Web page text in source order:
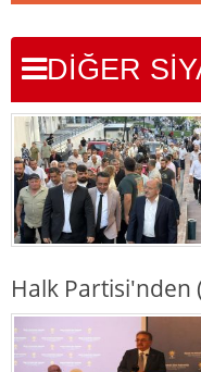
DİĞER
Halk Partisi'nden